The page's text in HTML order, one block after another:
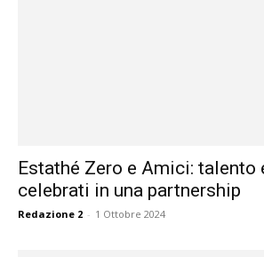
Estathé Zero e Amici: talento
celebrati in una partnership
Redazione 2 - 1 Ottobre 2024